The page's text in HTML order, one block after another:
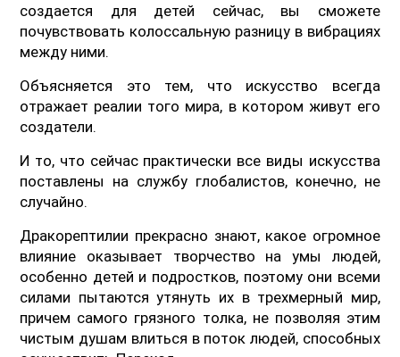
создается для детей сейчас, вы сможете
почувствовать колоссальную разницу в вибрациях
между ними.
Объясняется это тем, что искусство всегда
отражает реалии того мира, в котором живут его
создатели.
И то, что сейчас практически все виды искусства
поставлены на службу глобалистов, конечно, не
случайно.
Дракорептилии прекрасно знают, какое огромное
влияние оказывает творчество на умы людей,
особенно детей и подростков, поэтому они всеми
силами пытаются утянуть их в трехмерный мир,
причем самого грязного толка, не позволяя этим
чистым душам влиться в поток людей, способных